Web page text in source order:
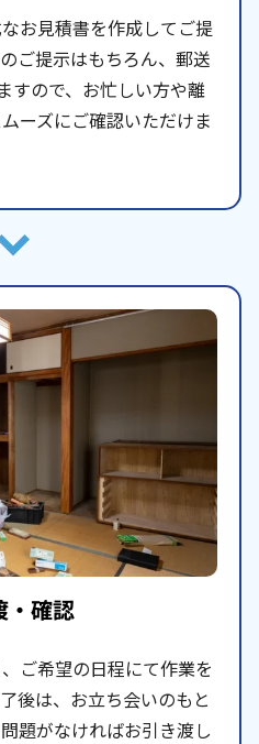
お見積書を作成してご提
ご提示はもちろん、郵送
すので、お忙しい方や離
ーズにご確認いただけま
・確認
ご希望の日程にて作業を
後は、お立ち会いのもと
題がなければお引き渡し